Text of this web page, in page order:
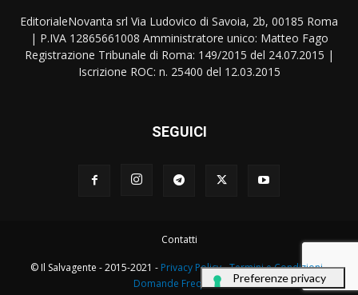
EditorialeNovanta srl Via Ludovico di Savoia, 2b, 00185 Roma
| P.IVA 12865661008 Amministratore unico: Matteo Fago
Registrazione Tribunale di Roma: 149/2015 del 24.07.2015 |
Iscrizione ROC: n. 25400 del 12.03.2015
SEGUICI
Contatti
© Il Salvagente - 2015-2021 - Privacy Policy-Termini e Condizioni-
Domande Frequenti